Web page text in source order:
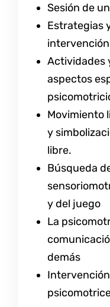
Sesión de
Estrategias
Actividades
aspectos
Movimiento
y
libre.
Búsqueda
y del juego
La
demás